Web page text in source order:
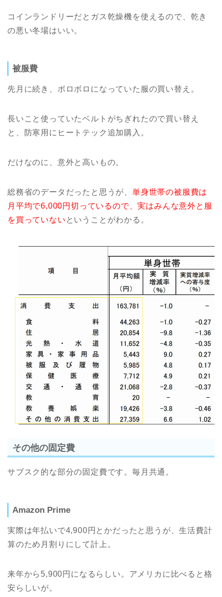
コインランドリーだとガス乾燥機を使えるので、乾き
の悪い冬場はいい。
被服費
先月に続き、ボロボロになっていた服の買い替え。
長いこと使っていたベルトがちぎれたので買い替え
と、防寒用にヒートテック追加購入。
だけなのに、意外と高いもの。
総務省のデータだったと思うが、 単身世帯の被服費は
月平均で6,000円切っているので、実はみんな意外と服
を買っていない ということがわかる。
その他の固定費
サブスク的な部分の固定費です。毎月共通。
Amazon Prime
実際は年払いで4,900円とかだったと思うが、生活費計
算のため月割りにして計上。
来年から5,900円になるらしい。アメリカに比べると格
安らしいが。